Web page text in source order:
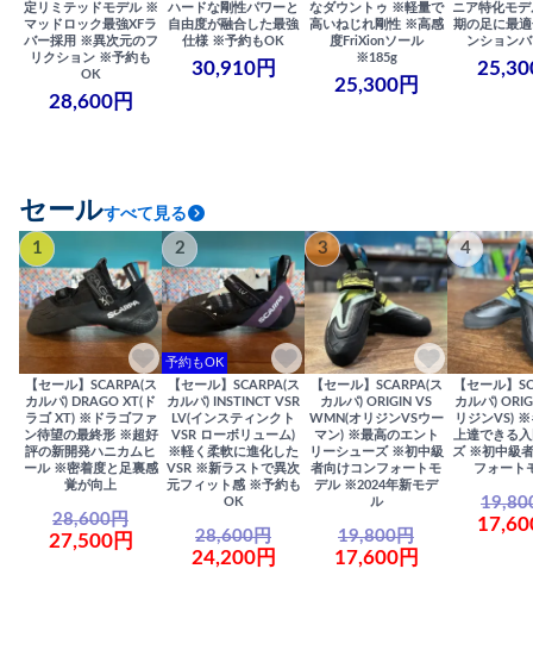
定リミテッドモデル ※
マッドロック最強XFラ
バー採用 ※異次元のフ
リクション ※予約も
OK
28,600円
ハードな剛性パワーと
自由度が融合した最強
仕様 ※予約もOK
30,910円
なダウントゥ ※軽量で
高いねじれ剛性 ※高感
度FriXionソール
※185g
25,300円
ニア特化モ
期の足に最
ンション
セールすべて見る
1
【セール】SCARPA(ス
カルパ) DRAGO XT(ド
ラゴ XT) ※ドラゴファ
ン待望の最終形 ※超好
評の新開発ハニカムヒ
ール ※密着度と足裏感
覚が向上
28,600円
27,500円
2
予約もOK
【セール】SCARPA(ス
カルパ) INSTINCT VSR
LV(インスティンクト
VSR ローボリューム)
※軽く柔軟に進化した
VSR ※新ラストで異次
元フィット感 ※予約も
OK
28,600円
24,200円
3
【セール】SCARPA(ス
カルパ) ORIGIN VS
WMN(オリジンVSウー
マン) ※最高のエント
リーシューズ ※初中級
者向けコンフォートモ
デル ※2024年新モデ
ル
19,800円
17,600円
4
【セール】
カルパ)
リジンVS) ※
上達できる
ズ ※初中級
フォート